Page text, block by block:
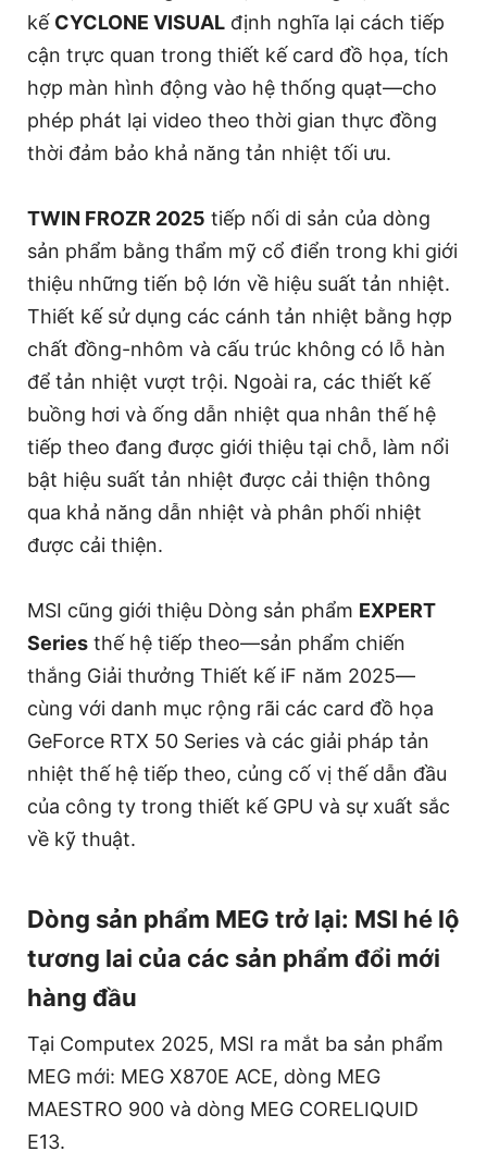
kế CYCLONE VISUAL định nghĩa lại cách tiếp
cận trực quan trong thiết kế card đồ họa, tích
hợp màn hình động vào hệ thống quạt—cho
phép phát lại video theo thời gian thực đồng
thời đảm bảo khả năng tản nhiệt tối ưu.
TWIN FROZR 2025 tiếp nối di sản của dòng
sản phẩm bằng thẩm mỹ cổ điển trong khi giới
thiệu những tiến bộ lớn về hiệu suất tản nhiệt.
Thiết kế sử dụng các cánh tản nhiệt bằng hợp
chất đồng-nhôm và cấu trúc không có lỗ hàn
để tản nhiệt vượt trội. Ngoài ra, các thiết kế
buồng hơi và ống dẫn nhiệt qua nhân thế hệ
tiếp theo đang được giới thiệu tại chỗ, làm nổi
bật hiệu suất tản nhiệt được cải thiện thông
qua khả năng dẫn nhiệt và phân phối nhiệt
được cải thiện.
MSI cũng giới thiệu Dòng sản phẩm EXPERT
Series thế hệ tiếp theo—sản phẩm chiến
thắng Giải thưởng Thiết kế iF năm 2025—
cùng với danh mục rộng rãi các card đồ họa
GeForce RTX 50 Series và các giải pháp tản
nhiệt thế hệ tiếp theo, củng cố vị thế dẫn đầu
của công ty trong thiết kế GPU và sự xuất sắc
về kỹ thuật.
Dòng sản phẩm MEG trở lại: MSI hé lộ
tương lai của các sản phẩm đổi mới
hàng đầu
Tại Computex 2025, MSI ra mắt ba sản phẩm
MEG mới: MEG X870E ACE, dòng MEG
MAESTRO 900 và dòng MEG CORELIQUID
E13.